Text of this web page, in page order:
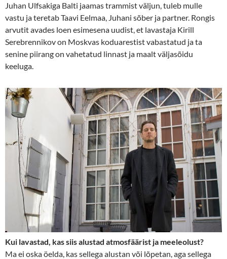
Juhan Ulfsakiga Balti jaamas trammist väljun, tuleb mulle
vastu ja teretab Taavi Eelmaa, Juhani sõber ja partner. Rongis
arvutit avades loen esimesena uudist, et lavastaja Kirill
Serebrennikov on Moskvas koduarestist vabastatud ja ta
senine piirang on vahetatud linnast ja maalt väljasõidu
keeluga.
Kui lavastad, kas siis alustad atmosfäärist ja meeleolust?
Ma ei oska öelda, kas sellega alustan või lõpetan, aga sellega